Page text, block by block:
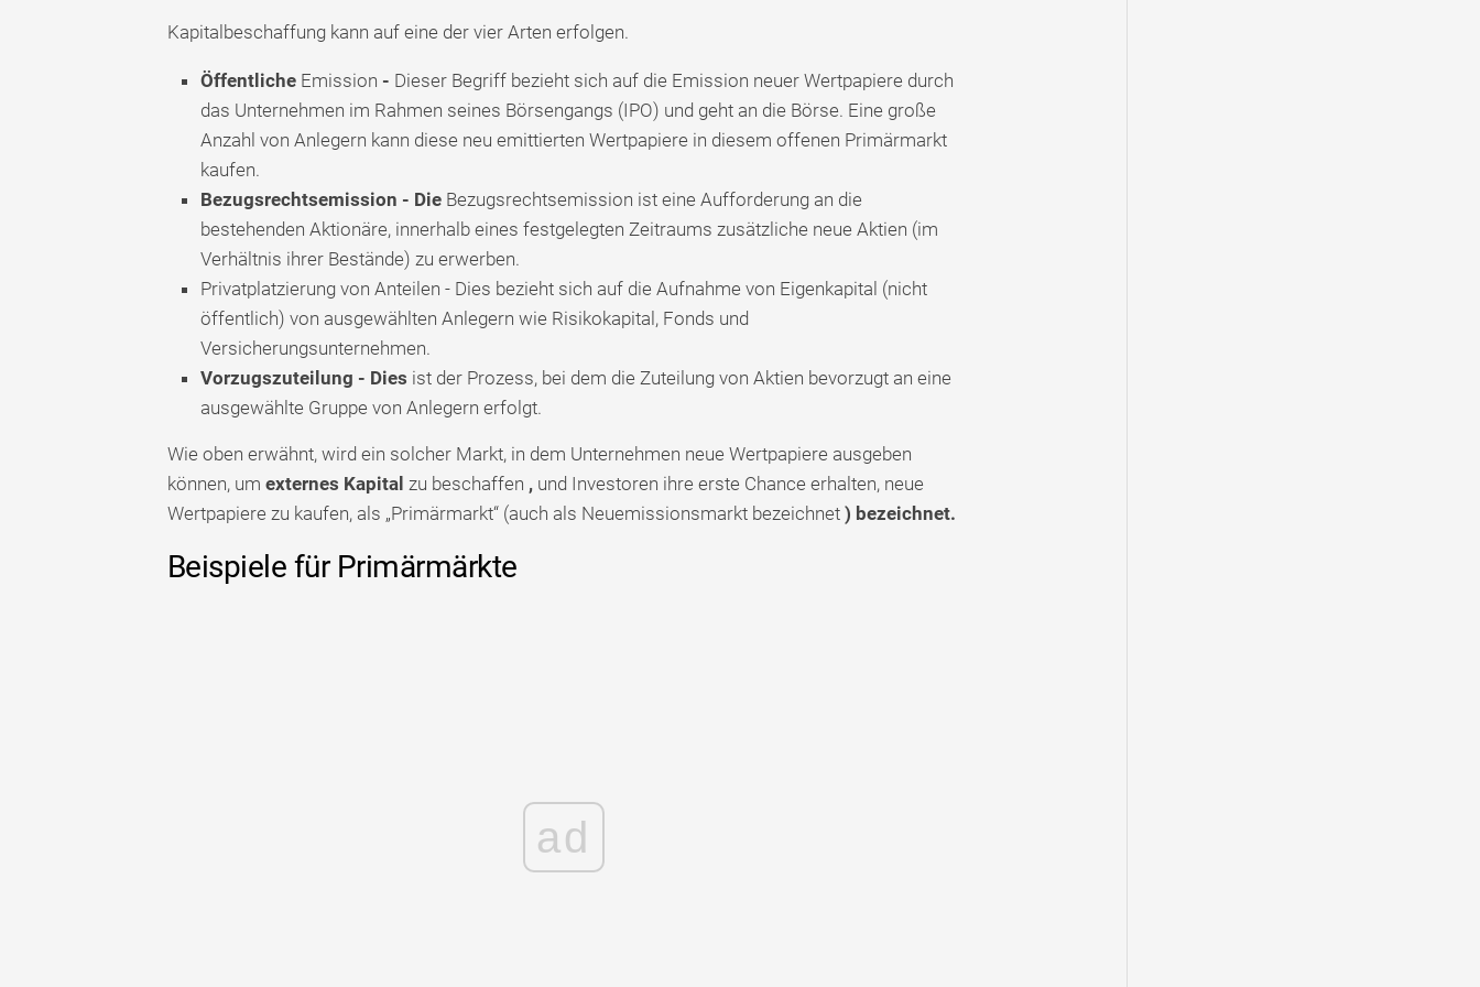
Kapitalbeschaffung kann auf eine der vier Arten erfolgen.
ÖffentlicheEmission - Dieser Begriff bezieht sich auf die Emission neuer Wertpapiere durch
das Unternehmen im Rahmen seines Börsengangs (IPO) und geht an die Börse. Eine große
Anzahl von Anlegern kann diese neu emittierten Wertpapiere in diesem offenen Primärmarkt
kaufen.
Bezugsrechtsemission - DieBezugsrechtsemission ist eine Aufforderung an die
bestehenden Aktionäre, innerhalb eines festgelegten Zeitraums zusätzliche neue Aktien (im
Verhältnis ihrer Bestände) zu erwerben.
Privatplatzierung von Anteilen - Dies bezieht sich auf die Aufnahme von Eigenkapital (nicht
öffentlich) von ausgewählten Anlegern wie Risikokapital, Fonds und
Versicherungsunternehmen.
Vorzugszuteilung - Dies ist der Prozess, bei dem die Zuteilung von Aktien bevorzugt an eine
ausgewählte Gruppe von Anlegern erfolgt.
Wie oben erwähnt, wird ein solcher Markt, in dem Unternehmen neue Wertpapiere ausgeben
können, um externes Kapital zu beschaffen ,und Investoren ihre erste Chance erhalten, neue
Wertpapiere zu kaufen, als „Primärmarkt“ (auch als Neuemissionsmarkt bezeichnet ) bezeichnet.
Beispiele für Primärmärkte
ad